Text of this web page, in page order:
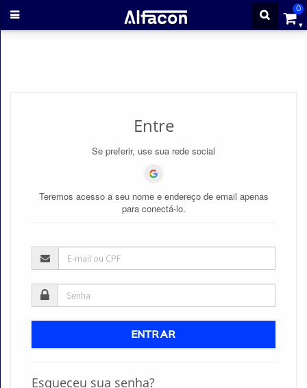
0
Cursos
Apostilas
ALFAQUIZ
Aprovados
Entre
Se preferir, use sua rede social
Teremos acesso a seu nome e endereço de email apenas
para conectá-lo.
ENTRAR
Esqueceu sua senha?